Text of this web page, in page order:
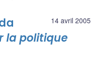
14 avril 2005
la politique